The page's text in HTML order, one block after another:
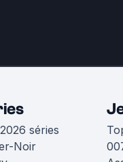
séries
Noir